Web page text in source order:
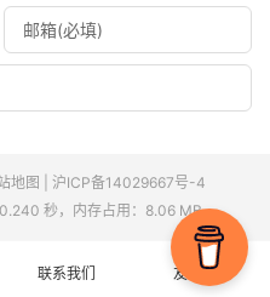
地图
沪ICP备14029667号-4
秒，内存占用：8.06 MB
联系我们 友情链接